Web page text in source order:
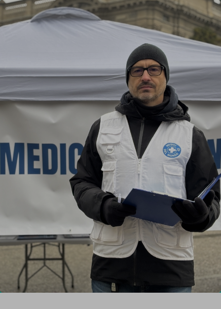
Report
Newsletter
FacebookInstagramTwitterYouTubeLinkedIn